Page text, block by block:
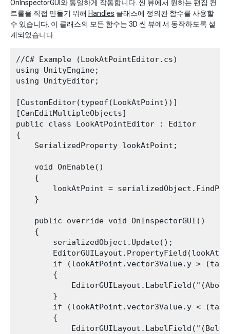
OnInspectorGUI와 동일하게 작동합니다. 씬 뷰에서 원하는 편집 컨
트롤을 직접 만들기 위해 Handles 클래스에 정의된 함수를 사용할
수 있습니다. 이 클래스의 모든 함수는 3D 씬 뷰에서 동작하도록 설
계되었습니다.
//C# Example (LookAtPointEditor.cs)
using UnityEngine;
using UnityEditor;
[CustomEditor(typeof(LookAtPoint))]
[CanEditMultipleObjects]
public class LookAtPointEditor : Editor
{
    SerializedProperty lookAtPoint;
    void OnEnable()
    {
lookAtPoint =
    }
    public override void OnInspectorGUI()
    {
        serializedObject.Update();
if (lookAtPoint.vector3Value.y >
        {
        }
if (lookAtPoint.vector3Value.y <
        {